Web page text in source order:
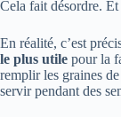
Cela fait désordre.
En réalité, c’est
le plus utile pour la
remplir les graines
servir pendant des